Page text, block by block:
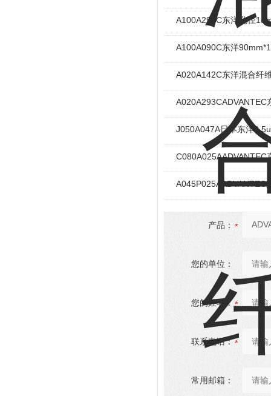
A100A293C东洋孔径
A100A090C东洋
A020A142C东洋混合纤
J050A047A日本东洋
A045P025AADVANTEC
产品：
您的单位：
您的姓名：
联系电话：
常用邮箱：